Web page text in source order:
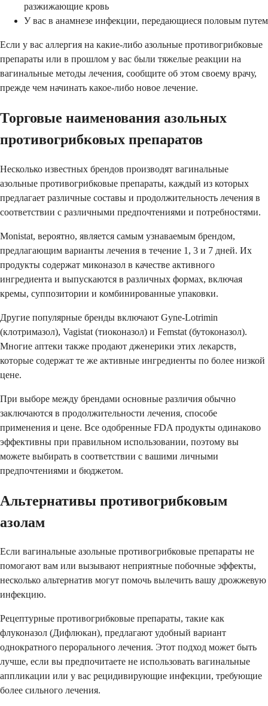
разжижающие кровь
У вас в анамнезе инфекции, передающиеся половым путем
Если у вас аллергия на какие-либо азольные противогрибковые
препараты или в прошлом у вас были тяжелые реакции на
вагинальные методы лечения, сообщите об этом своему врачу,
прежде чем начинать какое-либо новое лечение.
Торговые наименования азольных
противогрибковых препаратов
Несколько известных брендов производят вагинальные
азольные противогрибковые препараты, каждый из которых
предлагает различные составы и продолжительность лечения в
соответствии с различными предпочтениями и потребностями.
Monistat, вероятно, является самым узнаваемым брендом,
предлагающим варианты лечения в течение 1, 3 и 7 дней. Их
продукты содержат миконазол в качестве активного
ингредиента и выпускаются в различных формах, включая
кремы, суппозитории и комбинированные упаковки.
Другие популярные бренды включают Gyne-Lotrimin
(клотримазол), Vagistat (тиоконазол) и Femstat (бутоконазол).
Многие аптеки также продают дженерики этих лекарств,
которые содержат те же активные ингредиенты по более низкой
цене.
При выборе между брендами основные различия обычно
заключаются в продолжительности лечения, способе
применения и цене. Все одобренные FDA продукты одинаково
эффективны при правильном использовании, поэтому вы
можете выбирать в соответствии с вашими личными
предпочтениями и бюджетом.
Альтернативы противогрибковым
азолам
Если вагинальные азольные противогрибковые препараты не
помогают вам или вызывают неприятные побочные эффекты,
несколько альтернатив могут помочь вылечить вашу дрожжевую
инфекцию.
Рецептурные противогрибковые препараты, такие как
флуконазол (Дифлюкан), предлагают удобный вариант
однократного перорального лечения. Этот подход может быть
лучше, если вы предпочитаете не использовать вагинальные
аппликации или у вас рецидивирующие инфекции, требующие
более сильного лечения.